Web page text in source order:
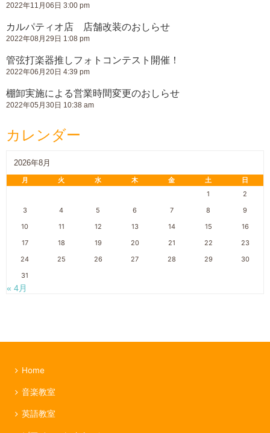
2022年11月06日 3:00 pm
カルパティオ店 店舗改装のおしらせ
2022年08月29日 1:08 pm
管弦打楽器推しフォトコンテスト開催！
2022年06月20日 4:39 pm
棚卸実施による営業時間変更のおしらせ
2022年05月30日 10:38 am
カレンダー
2026年8月
月 火 水 木 金 土
日
1
2
3
4 5 6 7 8
9
10
11 12 13 14 15
16
17
18 19 20 21 22
23
24
25 26 27 28 29
30
31
« 4月
Home
音楽教室
英語教室